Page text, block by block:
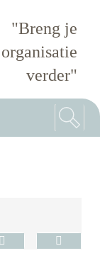
"Breng je
organisatie
verder"